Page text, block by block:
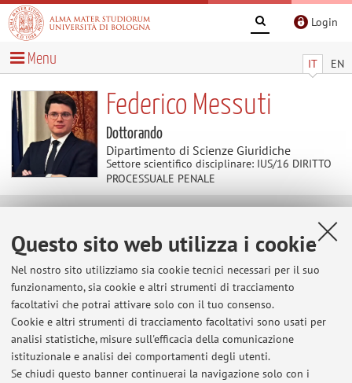
Questo sito web utilizza i cookie
Nel nostro sito utilizziamo sia cookie tecnici necessari per il suo
funzionamento, sia cookie e altri strumenti di tracciamento
facoltativi che potrai attivare solo con il tuo consenso.
Cookie e altri strumenti di tracciamento facoltativi sono usati per
analisi statistiche, misure sull'efficacia della comunicazione
istituzionale e analisi dei comportamenti degli utenti.
Se chiudi questo banner continuerai la navigazione solo con i
Login
IT EN
Menu
Federico Messuti
Dottorando
Dipartimento di Scienze Giuridiche
Settore scientifico disciplinare: IUS/16 DIRITTO
PROCESSUALE PENALE
Contenuti utili
Al momento non sono presenti contenuti.
Ultimi avvisi
Al momento non sono presenti avvisi.